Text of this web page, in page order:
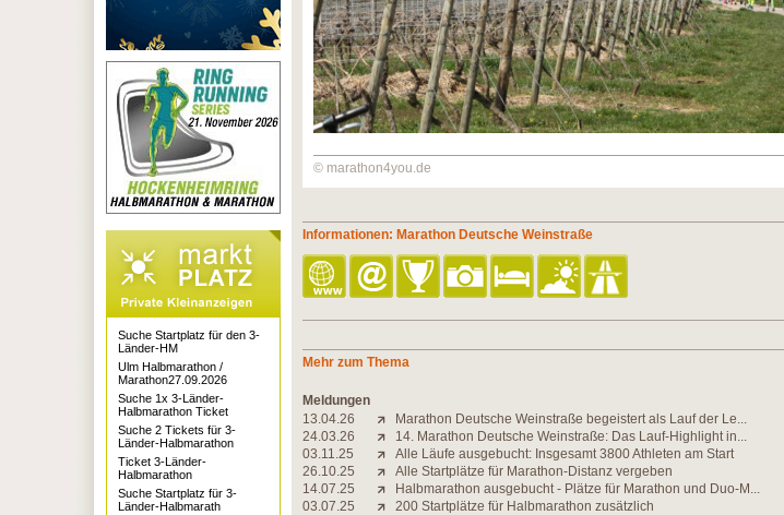
© marathon4you.de
Informationen: Marathon Deutsche Weinstraße
Mehr zum Thema
Meldungen
13.04.26
Marathon Deutsche Weinstraße begeistert als Lauf der Le...
24.03.26
14. Marathon Deutsche Weinstraße: Das Lauf-Highlight in...
03.11.25
Alle Läufe ausgebucht: Insgesamt 3800 Athleten am Start
26.10.25
Alle Startplätze für Marathon-Distanz vergeben
14.07.25
Halbmarathon ausgebucht - Plätze für Marathon und Duo-M...
03.07.25
200 Startplätze für Halbmarathon zusätzlich
Suche Startplatz für den 3-
Länder-HM
Ulm Halbmarathon /
Marathon27.09.2026
Suche 1x 3-Länder-
Halbmarathon Ticket
Suche 2 Tickets für 3-
Länder-Halbmarathon
Ticket 3-Länder-
Halbmarathon
Suche Startplatz für 3-
Länder-Halbmarath